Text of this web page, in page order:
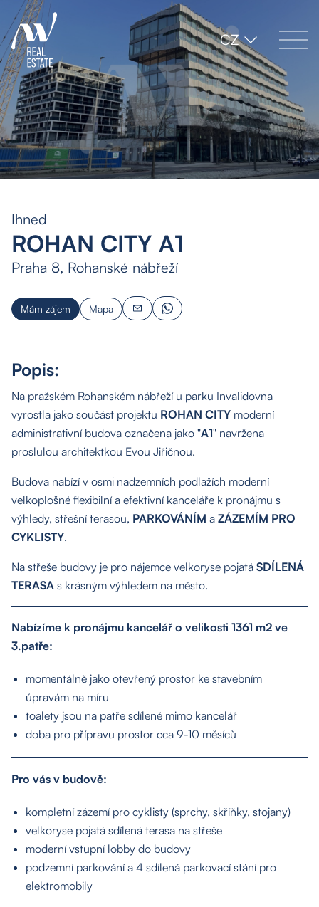
CZ
Ihned
ROHAN CITY A1
Praha 8, Rohanské nábřeží
Mám zájem Mapa
Popis:
Na pražském Rohanském nábřeží u parku Invalidovna
vyrostla jako součást projektu ROHAN CITY moderní
administrativní budova označena jako "A1" navržena
proslulou architektkou Evou Jiřičnou.
Budova nabízí v osmi nadzemních podlažích moderní
velkoplošné flexibilní a efektivní kanceláře k pronájmu s
výhledy, střešní terasou, PARKOVÁNÍM a ZÁZEMÍM PRO
CYKLISTY.
Na střeše budovy je pro nájemce velkoryse pojatá SDÍLENÁ
TERASA s krásným výhledem na město.
Nabízíme k pronájmu kancelář o velikosti 1361 m2 ve
3.patře:
momentálně jako otevřený prostor ke stavebním
úpravám na míru
toalety jsou na patře sdílené mimo kancelář
doba pro přípravu prostor cca 9-10 měsíců
Pro vás v budově:
kompletní zázemí pro cyklisty (sprchy, skříňky, stojany)
velkoryse pojatá sdílená terasa na střeše
moderní vstupní lobby do budovy
podzemní parkování a 4 sdílená parkovací stání pro
elektromobily